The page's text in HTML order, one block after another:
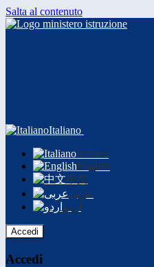
Salta al contenuto
Italiano
Italiano
English
中文
عربى
اردو
Accedi
Accedi